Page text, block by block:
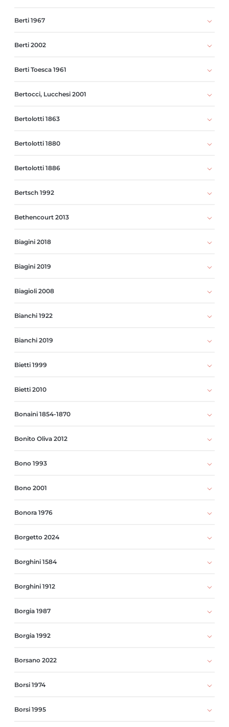
Berti 1967
Berti 2002
Berti Toesca 1961
Bertocci, Lucchesi 2001
Bertolotti 1863
Bertolotti 1880
Bertolotti 1886
Bertsch 1992
Bethencourt 2013
Biagini 2018
Biagini 2019
Biagioli 2008
Bianchi 1922
Bianchi 2019
Bietti 1999
Bietti 2010
Bonaini 1854-1870
Bonito Oliva 2012
Bono 1993
Bono 2001
Bonora 1976
Borgetto 2024
Borghini 1584
Borghini 1912
Borgia 1987
Borgia 1992
Borsano 2022
Borsi 1974
Borsi 1995